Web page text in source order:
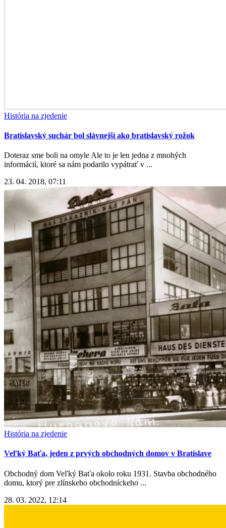
História na zjedenie
Bratislavský suchár bol slávnejší ako bratislavský rožok
Doteraz sme boli na omyle Ale to je len jedna z mnohých
informácií, ktoré sa nám podarilo vypátrať v ...
23. 04. 2018, 07:11
História na zjedenie
Veľký Baťa, jeden z prvých obchodných domov v Bratislave
Obchodný dom Veľký Baťa okolo roku 1931. Stavba obchodného
domu, ktorý pre zlínskeho obchodníckeho ...
28. 03. 2022, 12:14